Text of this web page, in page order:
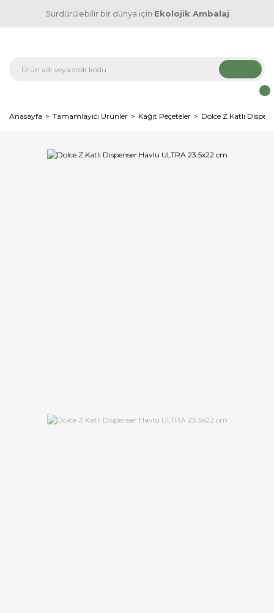
Sürdürülebilir bir dünya için Ekolojik Ambalaj
Anasayfa Tamamlayıcı Ürünler Kağıt Peçeteler Dolce Z Katlı